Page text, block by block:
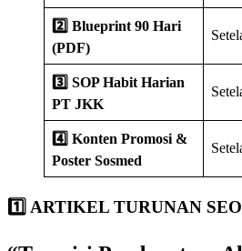
2️⃣ Blueprint 90 Hari
(PDF)
3️⃣ SOP Habit Harian
PT JKK
4️⃣ Konten Promosi &
Poster Sosmed
1️⃣ ARTIKEL TURUNAN